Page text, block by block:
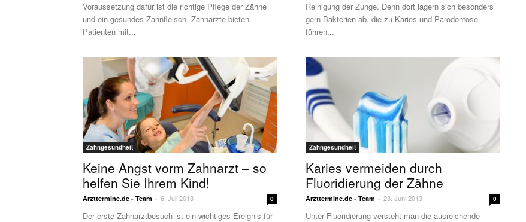
Voraussetzung dafür ist die richtige Pflege der Zähne
und ein gesundes Zahnfleisch. Zahnärzte bieten
Patienten mit...
Reinigung der Zunge. Denn dort lagern sich besonders
gern Bakterien ab, die zu Karies und Parodontose
führen...
Zahngesundheit
Keine Angst vorm Zahnarzt – so
helfen Sie Ihrem Kind!
Arzttermine.de - Team - 6. Juli 2013 0
Der erste Zahnarztbesuch ist ein wichtiges Ereignis für
Zahngesundheit
Karies vermeiden durch
Fluoridierung der Zähne
Arzttermine.de - Team - 23. Juni 2013 0
Unter Fluoridierung versteht man die ausreichende